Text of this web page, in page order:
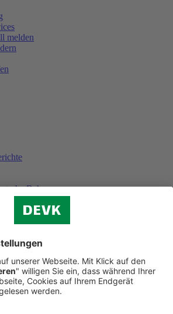
melden
Bahn